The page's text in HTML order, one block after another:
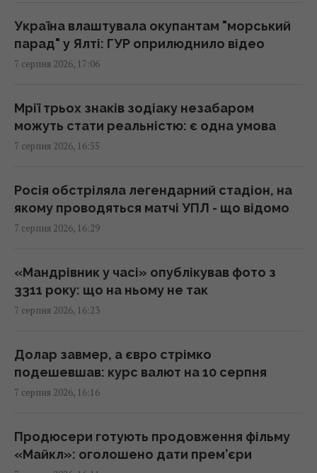
Wildberries боляче бʼють по РФ, - Die Welt
16:22 п'ятниця, 07 серпня 2026
що робити, якщо ціна в чеку вища за цінник
16:18 п'ятниця, 07 серпня 2026
як собаки: ось що виявила наука
16:17 п'ятниця, 07 серпня 2026
матеріалами стали дописи про підтримку
ЗСУ, - ЗМІ
16:06 п'ятниця, 07 серпня 2026
У червні – 30 бомб, у липні – понад 50: в ОВА
заявили про посилення авіаударів по Сумах
16:04 п'ятниця, 07 серпня 2026
Без перегляду прайс-кепів Україні буде
складніше імпортувати електроенергію
взимку, – Центр Разумкова
Україна влаштувала окупантам "морський
парад" у Ялті: ГУР оприлюднило відео
7 серпня 2026, 17:06
Мрії трьох знаків зодіаку незабаром
можуть стати реальністю: є одна умова
7 серпня 2026, 16:55
Росія обстріляла легендарний стадіон, на
якому проводяться матчі УПЛ - що відомо
7 серпня 2026, 16:29
«Мандрівник у часі» опублікував фото з
3311 року: що на ньому не так
7 серпня 2026, 16:23
Долар завмер, а євро стрімко
подешевшав: курс валют на 10 серпня
7 серпня 2026, 16:16
Продюсери готують продовження фільму
«Майкл»: оголошено дати прем’єри